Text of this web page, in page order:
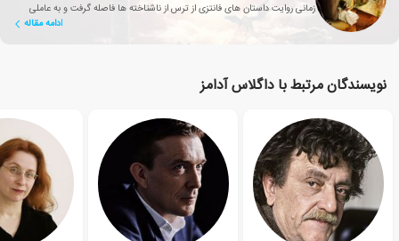
زمانی روایت داستان های فانتزی از ترس از ناشناخته ها فاصله گرفت و به عاملی
ادامه مقاله
نویسندگان مرتبط با داگلاس آدامز